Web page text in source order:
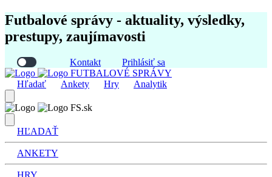
Futbalové správy - aktuality, výsledky,
prestupy, zaujímavosti
Kontakt
Prihlásiť sa
FUTBALOVÉ SPRÁVY
Hľadať
Ankety Hry Analytik
FS.sk
HĽADAŤ
ANKETY
HRY